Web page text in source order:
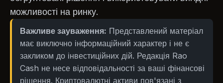
можливості на ринку.
Важливе зауваження: Представлений матеріал
має виключно інформаційний характер і не є
закликом до інвестиційних дій. Редакція Rao
Cash не несе відповідальності за ваші фінансові
рішення. Криптовалютні активи пов'язані з